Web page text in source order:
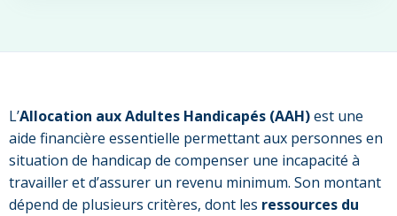
L’Allocation aux Adultes Handicapés (AAH)est une
aide financière essentielle permettant aux personnes en
situation de handicap de compenser une incapacité à
travailler et d’assurer un revenu minimum. Son montant
dépend de plusieurs critères, dont les ressources du